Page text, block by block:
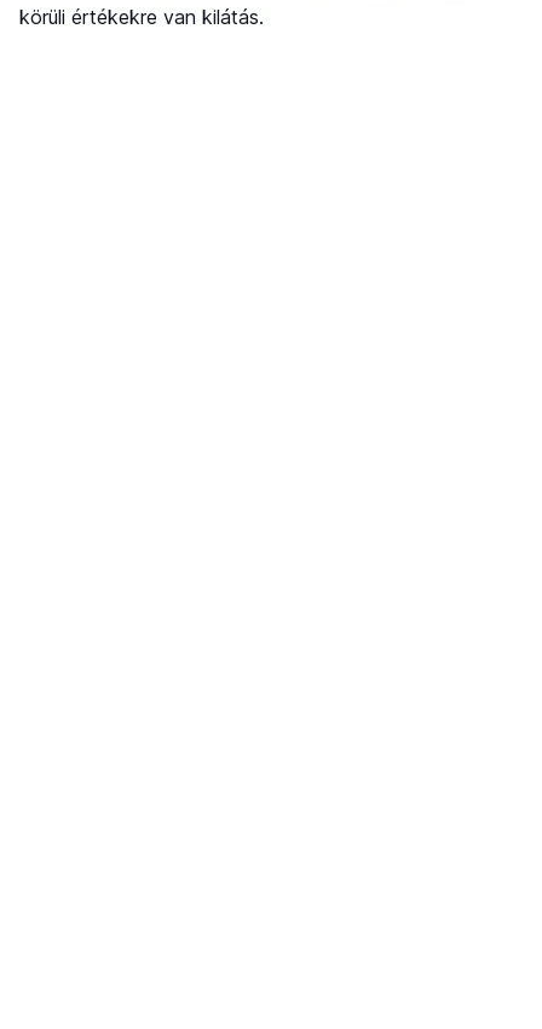
körüli értékekre van kilátás.